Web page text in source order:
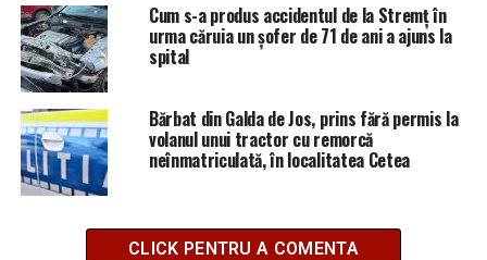
Cum s-a produs accidentul de la Stremț în
urma căruia un șofer de 71 de ani a ajuns la
spital
Bărbat din Galda de Jos, prins fără permis la
volanul unui tractor cu remorcă
neînmatriculată, în localitatea Cetea
CLICK PENTRU A COMENTA